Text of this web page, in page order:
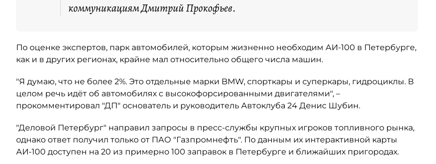
коммуникациям Дмитрий Прокофьев.
По оценке экспертов, парк автомобилей, которым жизненно необходим АИ-100 в Петербурге,
как и в других регионах, крайне мал относительно общего числа машин.
"Я думаю, что не более 2%. Это отдельные марки BMW, спорткары и суперкары, гидроциклы. В
целом речь идёт об автомобилях с высокофорсированными двигателями", –
прокомментировал "ДП" основатель и руководитель Автоклуба 24 Денис Шубин.
"Деловой Петербург" направил запросы в пресс-службы крупных игроков топливного рынка,
однако ответ получил только от ПАО "Газпромнефть". По данным их интерактивной карты
АИ-100 доступен на 20 из примерно 100 заправок в Петербурге и ближайших пригородах.